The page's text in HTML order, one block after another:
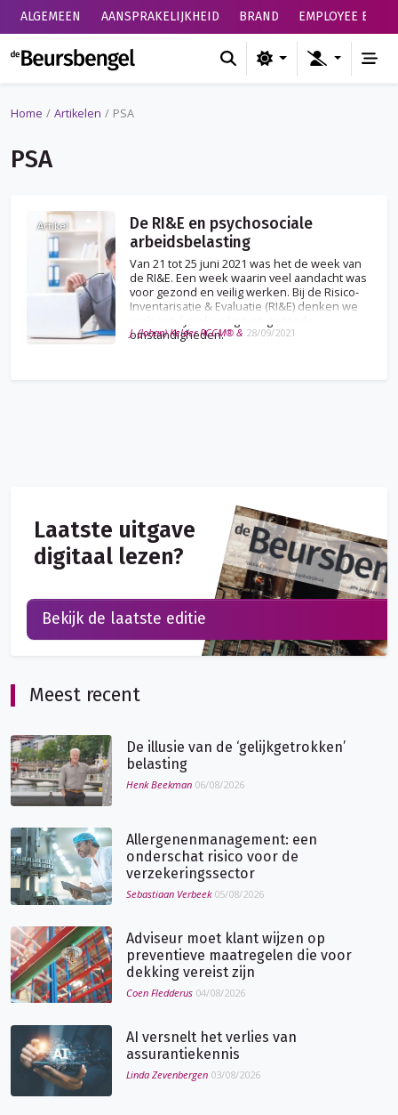
ALGEMEEN AANSPRAKELIJKHEID BRAND EMPLOYEE
de Beursbengel
Home Artikelen PSA
PSA
Artikel
De RI&E en psychosociale
arbeidsbelasting
Van 21 tot 25 juni 2021 was het de week van
de RI&E. Een week waarin veel aandacht was
voor gezond en veilig werken. Bij de Risico-
Inventarisatie & Evaluatie (RI&E) denken we
omstandigheden.
J. (Johan) Kelder RCCM® & 28/09/2021
Meest recent
De illusie van de ‘gelijkgetrokken’
belasting
Henk Beekman 06/08/2026
Allergenenmanagement: een
onderschat risico voor de
verzekeringssector
Sebastiaan Verbeek 05/08/2026
Adviseur moet klant wijzen op
preventieve maatregelen die voor
dekking vereist zijn
Coen Fledderus 04/08/2026
AI versnelt het verlies van
assurantiekennis
Linda Zevenbergen 03/08/2026
Laatste uitgave
digitaal lezen?
Bekijk de laatste editie